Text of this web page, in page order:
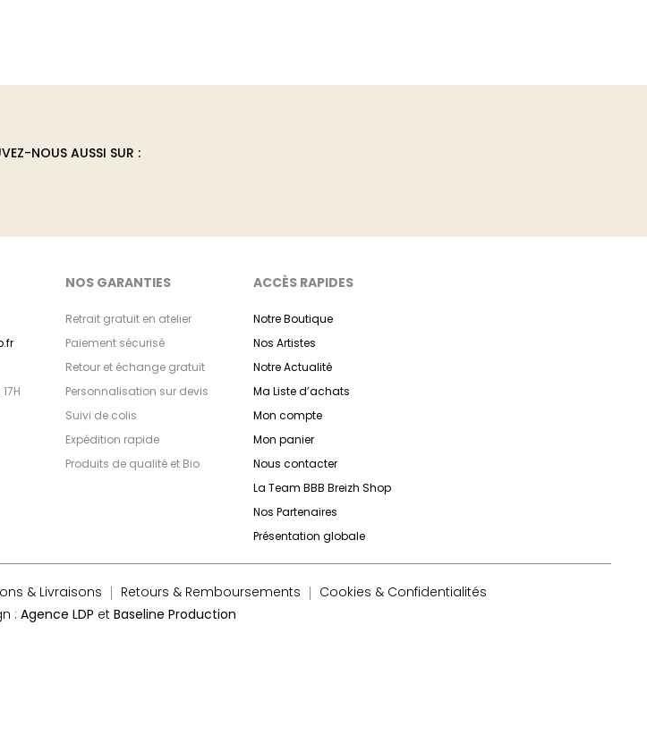
NOUS AUSSI SUR :
NOS GARANTIES
Retrait gratuit en atelier
Paiement sécurisé
Retour et échange gratuit
Personnalisation sur devis
Suivi de colis
Expédition rapide
Produits de qualité et Bio
ACCÈS RAPIDES
Notre Boutique
Nos Artistes
Notre Actualité
Ma Liste d’achats
Mon compte
Mon panier
Nous contacter
La Team BBB Breizh Shop
Nos Partenaires
Présentation globale
& Livraisons Retours & Remboursements
Cookies & Confidentialités
: Agence LDP etBaseline Production